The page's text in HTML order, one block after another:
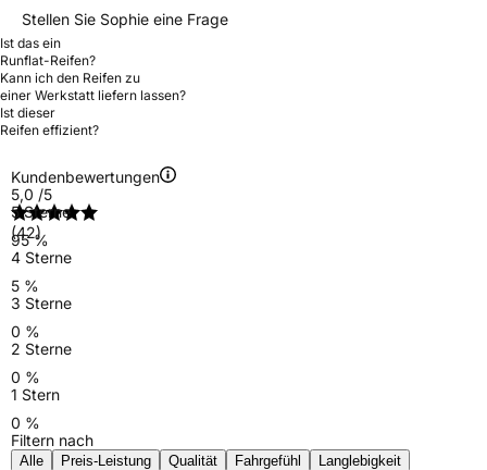
Stellen Sie Sophie eine Frage
Ist das ein
Runflat-Reifen?
Kann ich den Reifen zu
einer Werkstatt liefern lassen?
Ist dieser
Reifen effizient?
Kundenbewertungen
5,0 /5
(42)
5 Sterne
95 %
4 Sterne
5 %
3 Sterne
0 %
2 Sterne
0 %
1 Stern
0 %
Filtern nach
Alle Preis-Leistung Qualität Fahrgefühl
Langlebigkeit